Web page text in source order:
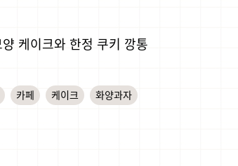
케이크와 한정 쿠키 깡통
카페 케이크 화양과자